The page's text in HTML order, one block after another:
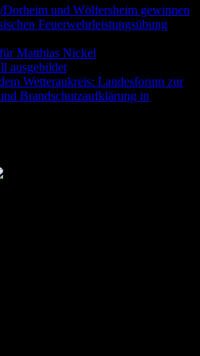
und Wölfersheim gewinnen
Feuerwehrleistungsübung
Matthias Nickel
ausgebildet
Wetteraukreis: Landesforum zur
Brandschutzaufklärung in